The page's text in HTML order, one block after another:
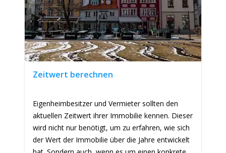
Zeitwert berechnen
Eigenheimbesitzer und Vermieter sollten den
aktuellen Zeitwert ihrer Immobilie kennen. Dieser
wird nicht nur benötigt, um zu erfahren, wie sich
der Wert der Immobilie über die Jahre entwickelt